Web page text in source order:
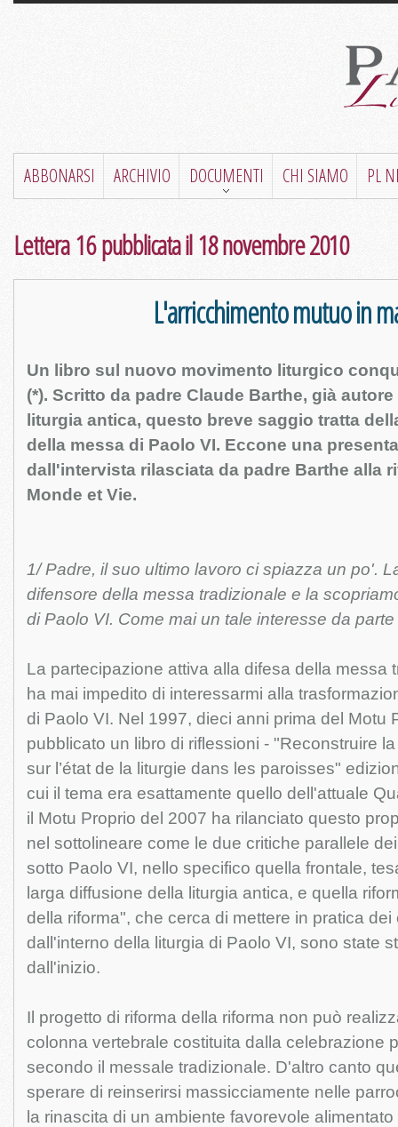
ABBONARSI ARCHIVIO DOCUMENTI CHI SIAMO PL
Lettera 16 pubblicata il 18 novembre 2010
L'arricchimento mutuo in
Un libro sul nuovo movimento liturgico
(*). Scritto da padre Claude Barthe, già
liturgia antica, questo breve saggio tratta
della messa di Paolo VI. Eccone una
dall'intervista rilasciata da padre Barthe alla
Monde et Vie.
1/ Padre, il suo ultimo lavoro ci spiazza un po'.
difensore della messa tradizionale e la
di Paolo VI. Come mai un tale interesse da
La partecipazione attiva alla difesa della messa
ha mai impedito di interessarmi alla
di Paolo VI. Nel 1997, dieci anni prima del Motu
pubblicato un libro di riflessioni - "Reconstruire
sur l’état de la liturgie dans les paroisses"
cui il tema era esattamente quello dell'attuale
il Motu Proprio del 2007 ha rilanciato questo
nel sottolineare come le due critiche parallele
sotto Paolo VI, nello specifico quella frontale,
larga diffusione della liturgia antica, e quella
della riforma", che cerca di mettere in pratica dei
dall'interno della liturgia di Paolo VI, sono state
dall'inizio.
Il progetto di riforma della riforma non può
colonna vertebrale costituita dalla celebrazione
secondo il messale tradizionale. D'altro canto
sperare di reinserirsi massicciamente nelle
la rinascita di un ambiente favorevole